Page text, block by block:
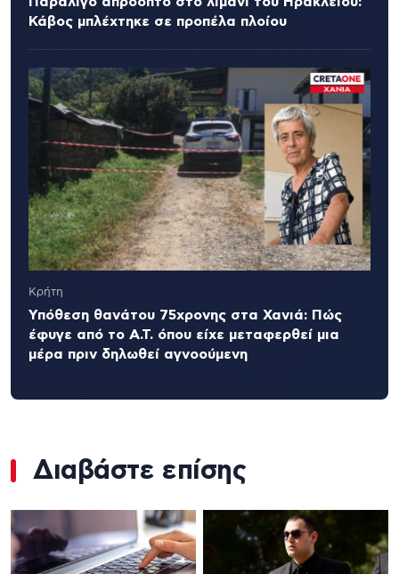
Κάβος μπλέχτηκε σε προπέλα πλοίου
Κρήτη
Υπόθεση θανάτου 75χρονης στα Χανιά: Πώς
έφυγε από το Α.Τ. όπου είχε μεταφερθεί μια
μέρα πριν δηλωθεί αγνοούμενη
Διαβάστε επίσης